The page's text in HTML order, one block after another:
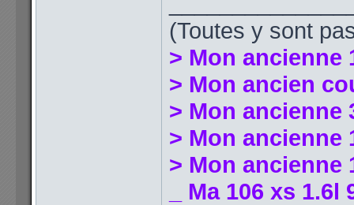
(Toutes y sont
> Mon ancienne
> Mon ancien
> Mon ancienne
> Mon ancienne
> Mon ancienne
_ Ma 106 xs 1.6l